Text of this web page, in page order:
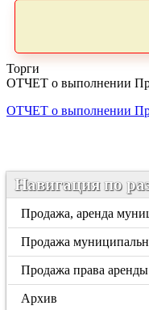
Торги
ОТЧЕТ о выполнении
ОТЧЕТ о выполнении
Навигация по
Продажа, аренда
Продажа
Продажа права
Архив